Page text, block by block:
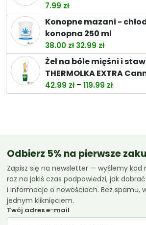
do
119.99 zł
7.99 zł
Konopne mazani -
konopna 250 ml
38.00 zł Pierwotna
cena
wynosiła:
38.00 zł.
32.99 złAktualna
cena
wynosi:
32.99 zł.
Żel na bóle mięśni i
THERMOLKA EXTRA
42.99 zł – 119.99 złZakres
cen:
Odbierz 5% na pierwsze
Zapisz się na newsletter — wyślemy
raz na jakiś czas podpowiedzi, jak
i informacje o nowościach. Bez spamu,
jednym kliknięciem.
Twój adres e-mail